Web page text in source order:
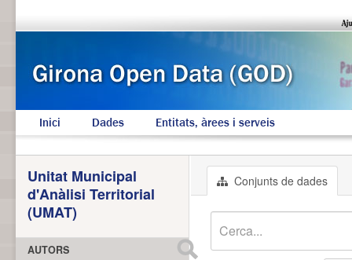
Inici Dades Entitats, àrees i serveis
Conjunts de dades
Unitat Municipal
d'Anàlisi Territorial
(UMAT)
AUTORS